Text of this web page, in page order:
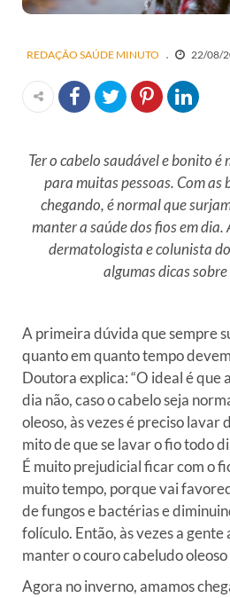
REDAÇÃO SAÚDE MINUTO 22/08/
Ter o cabelo saudável e bonito
para muitas pessoas. Com
chegando, é normal que
manter a saúde dos fios em dia.
dermatologista e colunista
algumas dicas
A primeira dúvida que sempre
quanto em quanto tempo
Doutora explica: “O ideal é que
dia não, caso o cabelo seja
oleoso, às vezes é preciso lavar
mito de que se lavar o fio todo
É muito prejudicial ficar com o
muito tempo, porque vai
de fungos e bactérias e
folículo. Então, às vezes a
manter o couro cabeludo
Agora no inverno, amamos